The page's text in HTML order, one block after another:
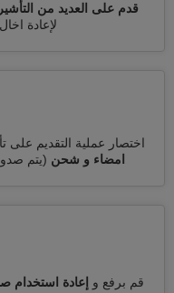
قدم على العديد من
لإعادة
اختصار عملية التقديم على
امضاء و شحن (يتم
قم برفع و إعادة استخدام